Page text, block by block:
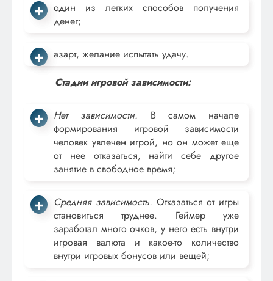
один из легких способов получения
денег;
азарт, желание испытать удачу.
Стадии игровой зависимости:
Нет зависимости. В самом начале
формирования игровой зависимости
человек увлечен игрой, но он может еще
от нее отказаться, найти себе другое
занятие в свободное время;
Средняя зависимость. Отказаться от игры
становиться труднее. Геймер уже
заработал много очков, у него есть внутри
игровая валюта и какое-то количество
внутри игровых бонусов или вещей;